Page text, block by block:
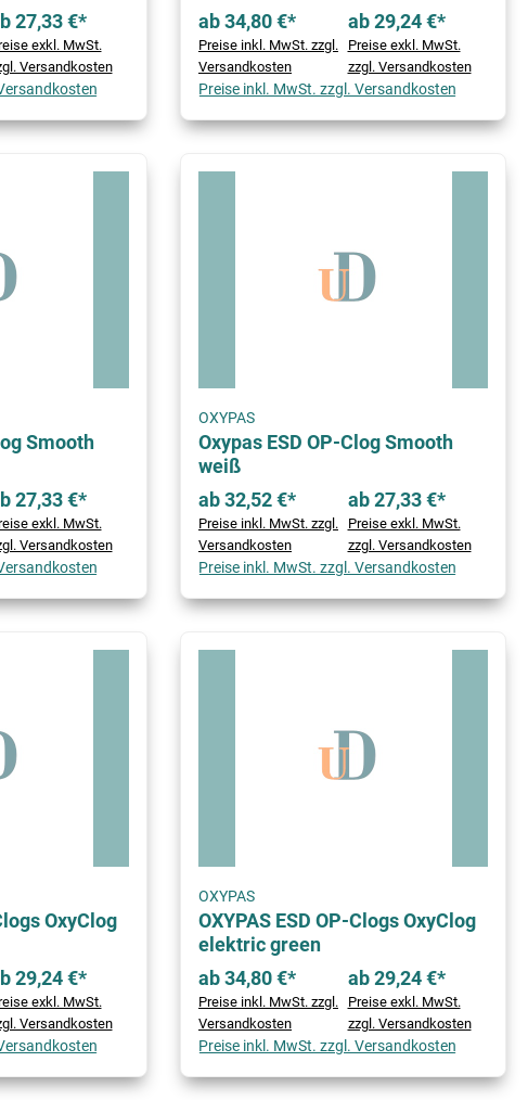
27,33 €*
exkl. MwSt.
Versandkosten
ab 34,80 €*
Preise inkl. MwSt. zzgl.
Versandkosten
ab 29,24 €*
Preise exkl. MwSt.
zzgl. Versandkosten
Preise inkl. MwSt. zzgl. Versandkosten
Smooth
27,33 €*
exkl. MwSt.
Versandkosten
OXYPAS
Oxypas ESD OP-Clog Smooth
weiß
ab 32,52 €*
Preise inkl. MwSt. zzgl.
Versandkosten
ab 27,33 €*
Preise exkl. MwSt.
zzgl. Versandkosten
Preise inkl. MwSt. zzgl. Versandkosten
OxyClog
29,24 €*
exkl. MwSt.
Versandkosten
OXYPAS
OXYPAS ESD OP-Clogs OxyClog
elektric green
ab 34,80 €*
Preise inkl. MwSt. zzgl.
Versandkosten
ab 29,24 €*
Preise exkl. MwSt.
zzgl. Versandkosten
Preise inkl. MwSt. zzgl. Versandkosten